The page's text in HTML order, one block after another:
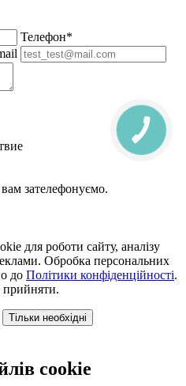
Телефон*
зателефонуємо.
для роботи сайту, аналізу
Обробка персональних
до Політики конфіденційності.
прийняти.
Тільки необхідні
cookie